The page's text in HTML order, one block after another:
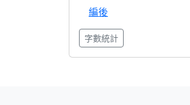
編後
字數統計